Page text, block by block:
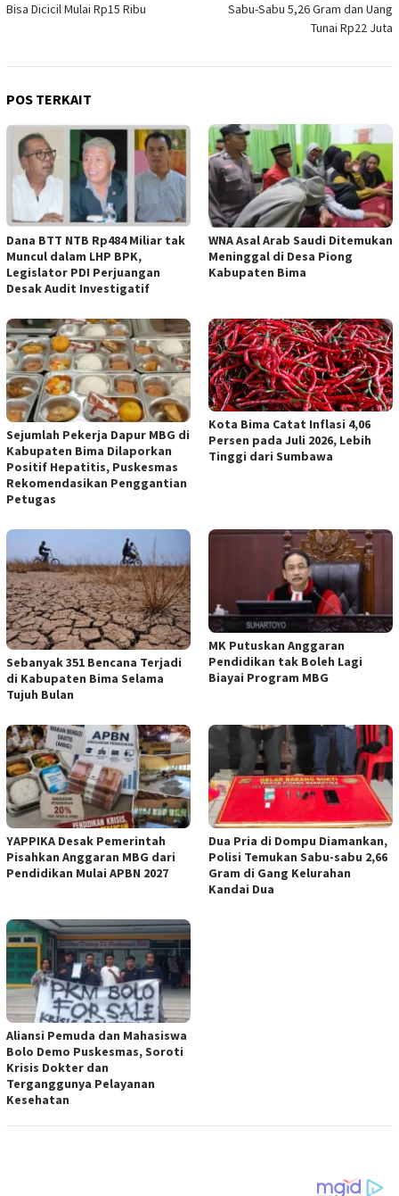
Bisa Dicicil Mulai Rp15 Ribu
Sabu-Sabu 5,26 Gram dan Uang
Tunai Rp22 Juta
POS TERKAIT
Dana BTT NTB Rp484 Miliar tak
Muncul dalam LHP BPK,
Legislator PDI Perjuangan
Desak Audit Investigatif
WNA Asal Arab Saudi Ditemukan
Meninggal di Desa Piong
Kabupaten Bima
Sejumlah Pekerja Dapur MBG di
Kabupaten Bima Dilaporkan
Positif Hepatitis, Puskesmas
Rekomendasikan Penggantian
Petugas
Kota Bima Catat Inflasi 4,06
Persen pada Juli 2026, Lebih
Tinggi dari Sumbawa
Sebanyak 351 Bencana Terjadi
di Kabupaten Bima Selama
Tujuh Bulan
MK Putuskan Anggaran
Pendidikan tak Boleh Lagi
Biayai Program MBG
YAPPIKA Desak Pemerintah
Pisahkan Anggaran MBG dari
Pendidikan Mulai APBN 2027
Dua Pria di Dompu Diamankan,
Polisi Temukan Sabu-sabu 2,66
Gram di Gang Kelurahan
Kandai Dua
Aliansi Pemuda dan Mahasiswa
Bolo Demo Puskesmas, Soroti
Krisis Dokter dan
Terganggunya Pelayanan
Kesehatan